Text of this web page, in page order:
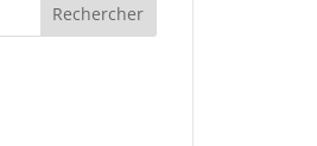
Rechercher